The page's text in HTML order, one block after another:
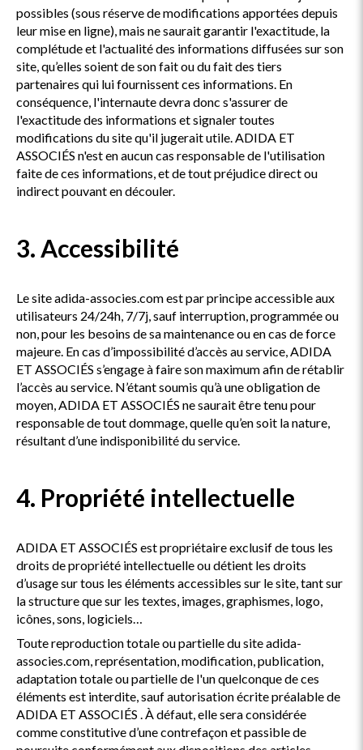
possibles (sous réserve de modifications apportées depuis
leur mise en ligne), mais ne saurait garantir l'exactitude, la
complétude et l'actualité des informations diffusées sur son
site, qu’elles soient de son fait ou du fait des tiers
partenaires qui lui fournissent ces informations. En
conséquence, l'internaute devra donc s'assurer de
l'exactitude des informations et signaler toutes
modifications du site qu'il jugerait utile. ADIDA ET
ASSOCIÉS n'est en aucun cas responsable de l'utilisation
faite de ces informations, et de tout préjudice direct ou
indirect pouvant en découler.
3. Accessibilité
Le site adida-associes.com est par principe accessible aux
utilisateurs 24/24h, 7/7j, sauf interruption, programmée ou
non, pour les besoins de sa maintenance ou en cas de force
majeure. En cas d’impossibilité d’accès au service, ADIDA
ET ASSOCIÉS s’engage à faire son maximum afin de rétablir
l’accès au service. N’étant soumis qu’à une obligation de
moyen, ADIDA ET ASSOCIÉS ne saurait être tenu pour
responsable de tout dommage, quelle qu’en soit la nature,
résultant d’une indisponibilité du service.
4. Propriété intellectuelle
ADIDA ET ASSOCIÉS est propriétaire exclusif de tous les
droits de propriété intellectuelle ou détient les droits
d’usage sur tous les éléments accessibles sur le site, tant sur
la structure que sur les textes, images, graphismes, logo,
icônes, sons, logiciels…
Toute reproduction totale ou partielle du site adida-
associes.com, représentation, modification, publication,
adaptation totale ou partielle de l'un quelconque de ces
éléments est interdite, sauf autorisation écrite préalable de
ADIDA ET ASSOCIÉS . À défaut, elle sera considérée
comme constitutive d’une contrefaçon et passible de